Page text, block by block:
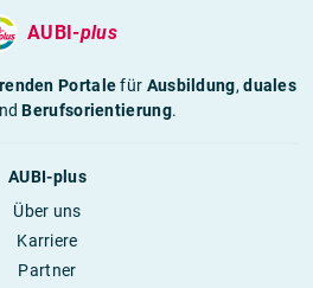
AUBI-plus
Portalefür Ausbildung,duales
Berufsorientierung.
AUBI-plus
Über uns
Karriere
Partner